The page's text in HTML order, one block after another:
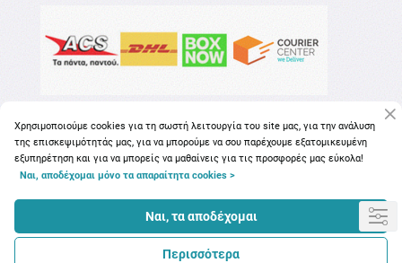
Χρησιμοποιούμε cookies για τη σωστή λειτουργία του site μας, για την ανάλυση
της επισκεψιμότητάς μας, για να μπορούμε να σου παρέχουμε εξατομικευμένη
εξυπηρέτηση και για να μπορείς να μαθαίνεις για τις προσφορές μας εύκολα!
Ναι, αποδέχομαι μόνο τα απαραίτητα cookies >
Ναι, τα αποδέχομαι
Περισσότερα